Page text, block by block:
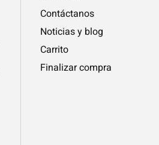
Contáctanos
Noticias y blog
Carrito
Finalizar compra